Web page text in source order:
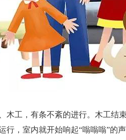
木工，有条不紊的进行。木工
行，室内就开始响起“嗡嗡嗡”